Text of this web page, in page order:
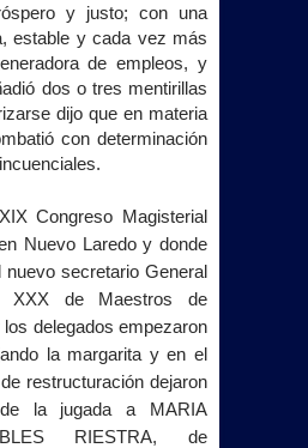
y justo; con una
estable y cada vez más
de empleos, y
dos o tres mentirillas
dijo que en materia
con determinación
Congreso Magisterial
Nuevo Laredo y donde
secretario General
XXX de Maestros de
delegados empezaron
la margarita y en el
restructuración dejaron
la jugada a MARIA
RIESTRA, de